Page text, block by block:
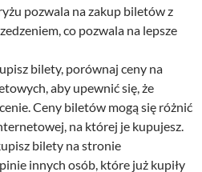
3
9
z
ł
.
0
0
ł
.
pozwala na zakup biletów z
co pozwala na lepsze
bilety, porównaj ceny na
aby upewnić się, że
Ceny biletów mogą się różnić
na której je kupujesz.
bilety na stronie
innych osób, które już kupiły